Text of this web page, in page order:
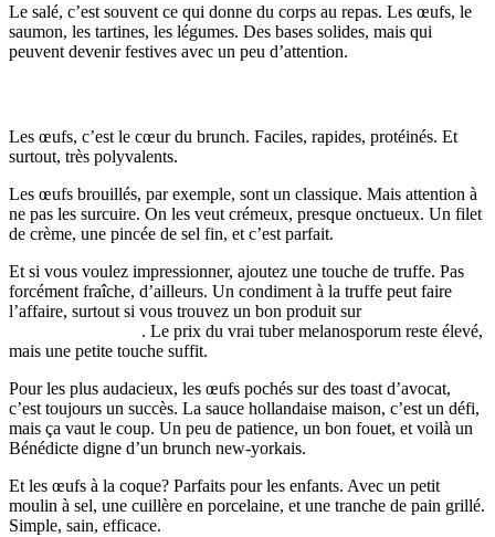
Le salé, c’est souvent ce qui donne du corps au repas. Les œufs, le
saumon, les tartines, les légumes. Des bases solides, mais qui
peuvent devenir festives avec un peu d’attention.
Les œufs, c’est le cœur du brunch. Faciles, rapides, protéinés. Et
surtout, très polyvalents.
Les œufs brouillés, par exemple, sont un classique. Mais attention à
ne pas les surcuire. On les veut crémeux, presque onctueux. Un filet
de crème, une pincée de sel fin, et c’est parfait.
Et si vous voulez impressionner, ajoutez une touche de truffe. Pas
forcément fraîche, d’ailleurs. Un condiment à la truffe peut faire
l’affaire, surtout si vous trouvez un bon produit sur
. Le prix du vrai tuber melanosporum reste élevé,
mais une petite touche suffit.
Pour les plus audacieux, les œufs pochés sur des toast d’avocat,
c’est toujours un succès. La sauce hollandaise maison, c’est un défi,
mais ça vaut le coup. Un peu de patience, un bon fouet, et voilà un
Bénédicte digne d’un brunch new-yorkais.
Et les œufs à la coque? Parfaits pour les enfants. Avec un petit
moulin à sel, une cuillère en porcelaine, et une tranche de pain grillé.
Simple, sain, efficace.